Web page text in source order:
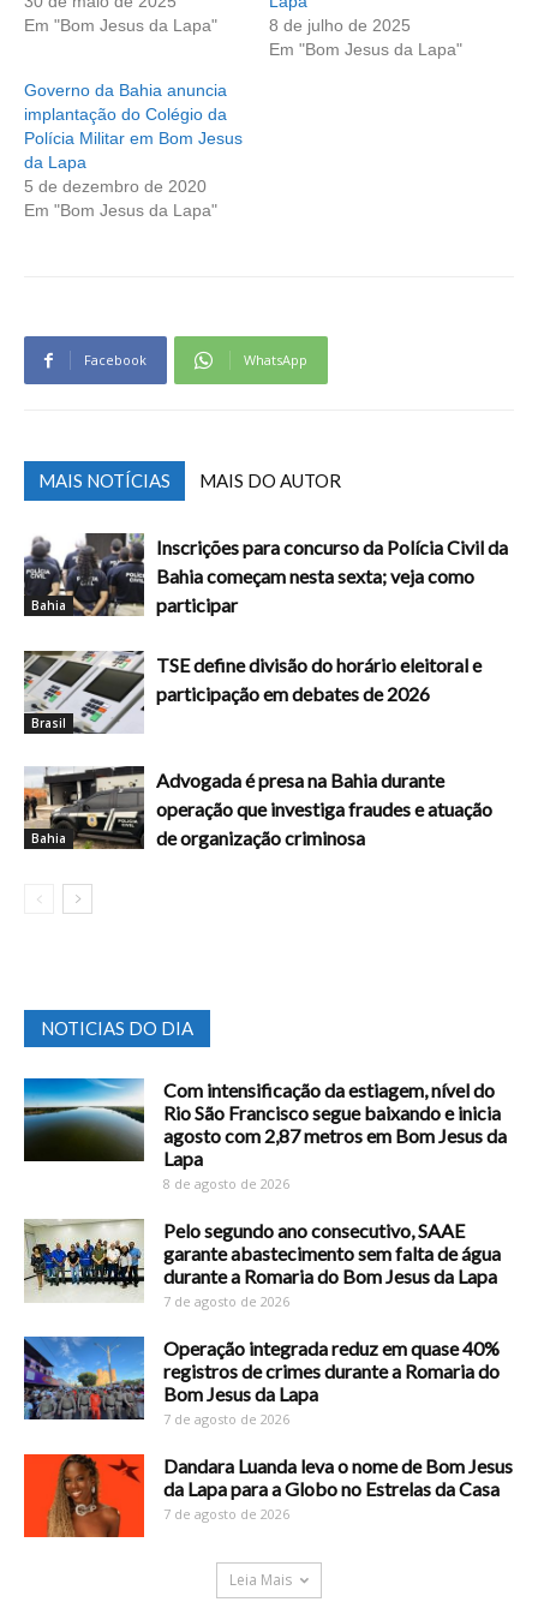
Em "Bom Jesus da Lapa"
8 de julho de 2025
Em "Bom Jesus da Lapa"
Governo da Bahia anuncia
implantação do Colégio da
Polícia Militar em Bom Jesus
da Lapa
5 de dezembro de 2020
Em "Bom Jesus da Lapa"
Facebook WhatsApp
MAIS NOTÍCIAS MAIS DO AUTOR
Bahia
Inscrições para concurso da Polícia Civil da
Bahia começam nesta sexta; veja como
participar
Brasil
TSE define divisão do horário eleitoral e
participação em debates de 2026
Bahia
Advogada é presa na Bahia durante
operação que investiga fraudes e atuação
de organização criminosa
NOTICIAS DO DIA
Com intensificação da estiagem, nível do
Rio São Francisco segue baixando e inicia
agosto com 2,87 metros em Bom Jesus da
Lapa
8 de agosto de 2026
Pelo segundo ano consecutivo, SAAE
garante abastecimento sem falta de água
durante a Romaria do Bom Jesus da Lapa
7 de agosto de 2026
Operação integrada reduz em quase 40%
registros de crimes durante a Romaria do
Bom Jesus da Lapa
7 de agosto de 2026
Dandara Luanda leva o nome de Bom Jesus
da Lapa para a Globo no Estrelas da Casa
7 de agosto de 2026
Leia Mais